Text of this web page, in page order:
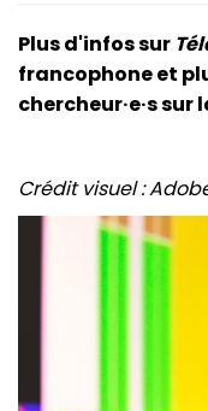
Plus d'infos sur
francophone et
chercheur·e·s sur
Crédit visuel :